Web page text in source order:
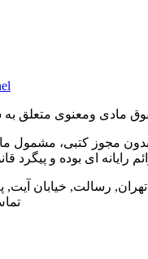
تهران, رسالت, خیابان آیت, پلاک 418,